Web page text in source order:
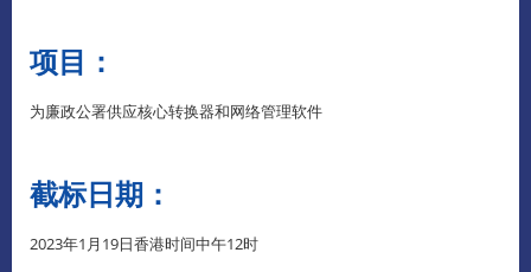
项目：
为廉政公署供应核心转换器和网络管理软件
截标日期：
2023年1月19日香港时间中午12时